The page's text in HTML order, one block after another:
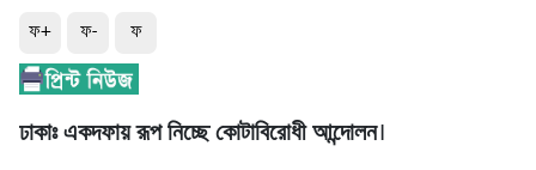
ফ+ ফ- ফ
ঢাকাঃ একদফায় রূপ নিচ্ছে কোটাবিরোধী আন্দোলন।